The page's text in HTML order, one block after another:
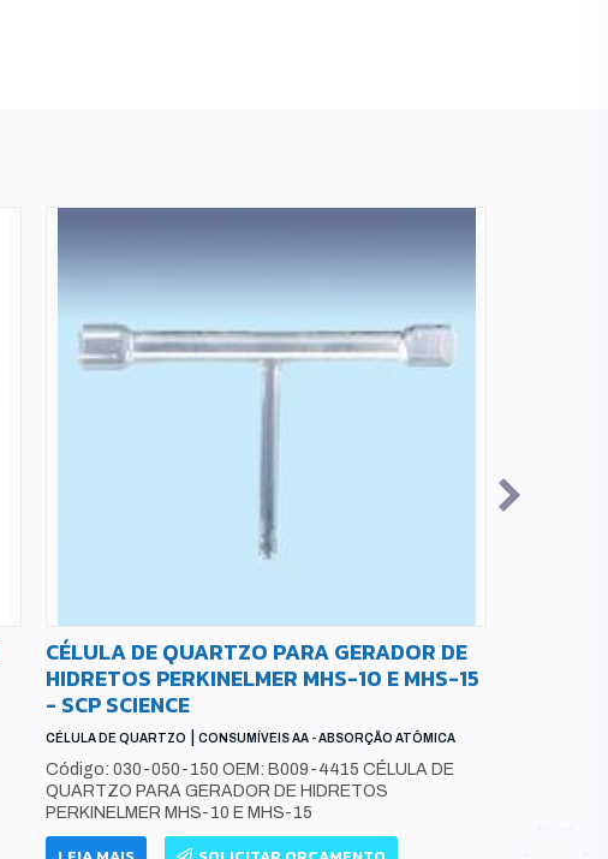
CÉLULA DE QUARTZO PARA GERADOR DE
HIDRETOS PERKINELMER MHS-10 E MHS-15
- SCP SCIENCE
CÉLULA DE QUARTZO CONSUMÍVEIS AA - ABSORÇÃO ATÔMICA
Código: 030-050-150 OEM: B009-4415 CÉLULA DE
QUARTZO PARA GERADOR DE HIDRETOS
PERKINELMER MHS-10 E MHS-15